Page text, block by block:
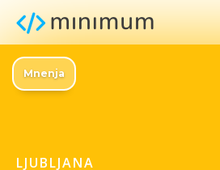
Mnenja
LJUBLJANA